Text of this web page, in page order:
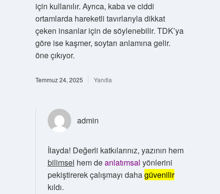
için kullanılır. Ayrıca, kaba ve ciddi
ortamlarda hareketli tavırlarıyla dikkat
çeken insanlar için de söylenebilir. TDK’ya
göre ise kaşmer, soytarı anlamına gelir.
öne çıkıyor.
Temmuz 24, 2025 Yanıtla
admin
İlayda! Değerli katkılarınız, yazının hem
bilimsel hem deanlatımsal yönlerini
pekiştirerek çalışmayı dahagüvenilir
kıldı.